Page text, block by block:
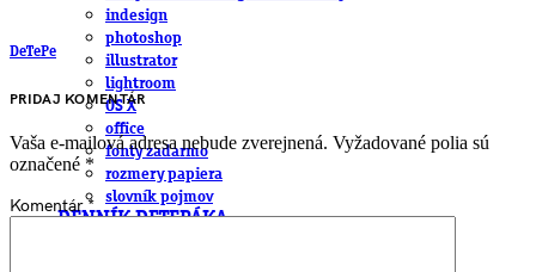
indesign
photoshop
illustrator
lightroom
OS X
office
fonty zadarmo
rozmery papiera
slovník pojmov
DENNÍK DETEPÁKA
DeTePe
PRIDAJ KOMENTÁR
Vaša e-mailová adresa nebude zverejnená. Vyžadované polia sú
označené *
Komentár*